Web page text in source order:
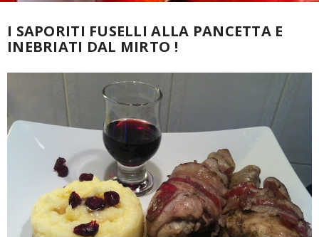
I SAPORITI FUSELLI ALLA PANCETTA E
INEBRIATI DAL MIRTO !